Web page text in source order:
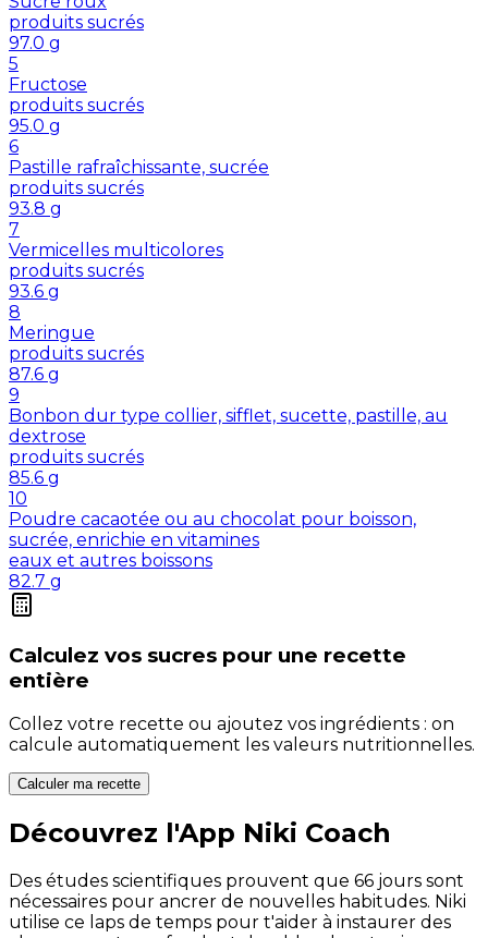
produits sucrés
97.0 g
5
Fructose
produits sucrés
95.0 g
6
Pastille rafraîchissante, sucrée
produits sucrés
93.8 g
7
Vermicelles multicolores
produits sucrés
93.6 g
8
Meringue
produits sucrés
87.6 g
9
Bonbon dur type collier, sifflet, sucette, pastille, au
dextrose
produits sucrés
85.6 g
10
Poudre cacaotée ou au chocolat pour boisson,
sucrée, enrichie en vitamines
eaux et autres boissons
82.7 g
Calculez vos sucres pour une recette
entière
Collez votre recette ou ajoutez vos ingrédients : on
calcule automatiquement les valeurs nutritionnelles.
Calculer ma recette
Découvrez l'App Niki Coach
Des études scientifiques prouvent que 66 jours sont
nécessaires pour ancrer de nouvelles habitudes. Niki
utilise ce laps de temps pour t'aider à instaurer des